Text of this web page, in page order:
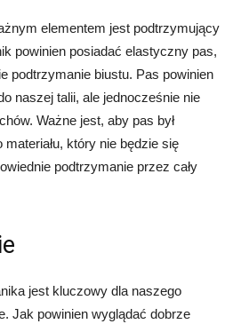
elementem jest podtrzymujący
powinien posiadać elastyczny pas,
podtrzymanie biustu. Pas powinien
naszej talii, ale jednocześnie nie
Ważne jest, aby pas był
który nie będzie się
podtrzymanie przez cały
jest kluczowy dla naszego
Jak powinien wyglądać dobrze